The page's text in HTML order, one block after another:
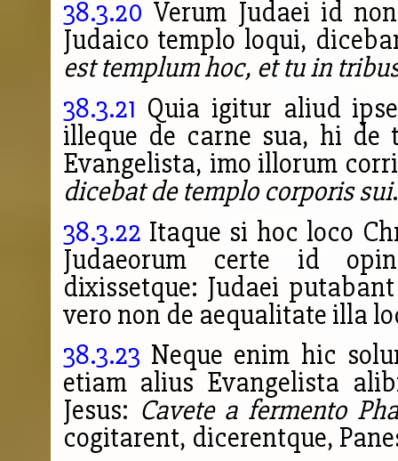
38.3.20 Verum Judaei id
Judaico templo loqui,
est templum hoc, et tu in
38.3.21 Quia igitur aliud
illeque de carne sua, hi de
Evangelista, imo illorum
dicebat de templo corporis sui.
38.3.22 Itaque si hoc loco
Judaeorum certe id
dixissetque: Judaei
vero non de aequalitate illa
38.3.23 Neque enim hic
etiam alius Evangelista
Jesus: Cavete a fermento
cogitarent, dicerentque,